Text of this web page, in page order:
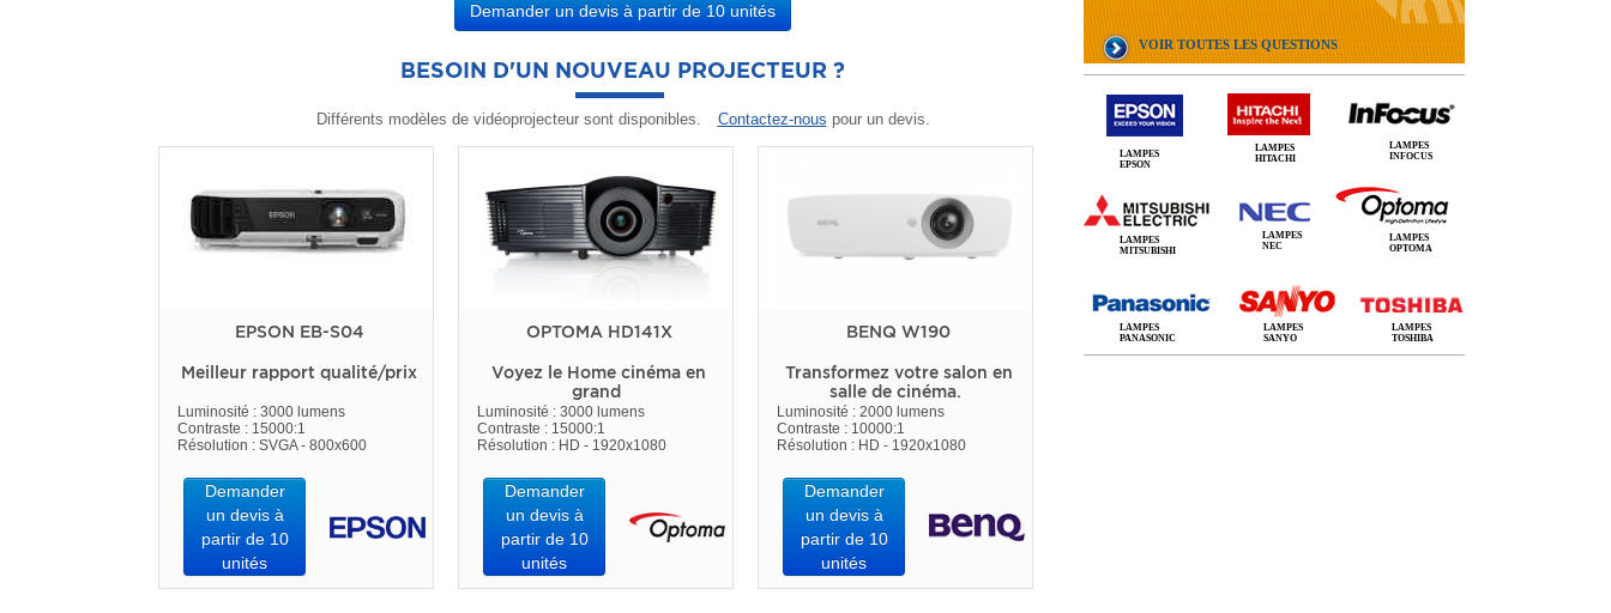
VOIR TOUTES LES QUESTIONS
LAMPES
EPSON
LAMPES
HITACHI
LAMPES
INFOCUS
LAMPES
MITSUBISHI
LAMPES
NEC
LAMPES
OPTOMA
LAMPES
PANASONIC
LAMPES
SANYO
LAMPES
TOSHIBA
Demander un devis à partir de 10 unités
BESOIN D'UN NOUVEAU PROJECTEUR ?
Différents modèles de vidéoprojecteur sont disponibles. Contactez-nous pour un devis.
EPSON EB-S04
Meilleur rapport qualité/prix
Luminosité : 3000 lumens
Contraste : 15000:1
Résolution : SVGA - 800x600
Demander
un devis à
partir de 10
unités
OPTOMA HD141X
Voyez le Home cinéma en
grand
Luminosité : 3000 lumens
Contraste : 15000:1
Résolution : HD - 1920x1080
Demander
un devis à
partir de 10
unités
BENQ W190
Transformez votre salon en
salle de cinéma.
Luminosité : 2000 lumens
Contraste : 10000:1
Résolution : HD - 1920x1080
Demander
un devis à
partir de 10
unités